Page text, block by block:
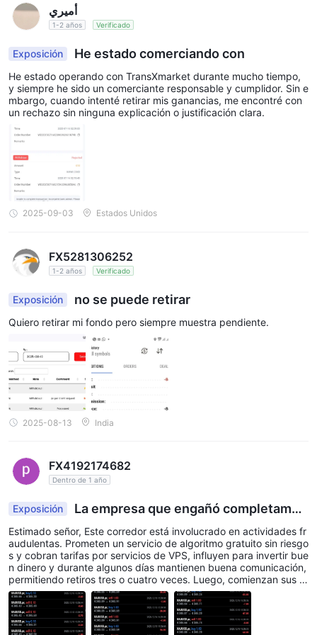
أميري
1-2 años Verificado
Exposición He estado comerciando con
He estado operando con TransXmarket durante mucho tiempo,
y siempre he sido un comerciante responsable y cumplidor. Sin e
mbargo, cuando intenté retirar mis ganancias, me encontré con
un rechazo sin ninguna explicación o justificación clara.
2025-09-03 Estados Unidos
FX5281306252
1-2 años Verificado
Exposición no se puede retirar
Quiero retirar mi fondo pero siempre muestra pendiente.
2025-08-13 India
FX4192174682
Dentro de 1 año
Exposición
La empresa que engañó completamen
te a TRANS X MARKETS me causó una gran pérdi
da el 15 de diciembre.
Estimado señor, Este corredor está involucrado en actividades fr
audulentas. Prometen un servicio de algoritmo gratuito sin riesgo
s y cobran tarifas por servicios de VPS, influyen para invertir bue
n dinero y durante algunos días mantienen buena comunicación,
permitiendo retiros tres o cuatro veces. Luego, comienzan sus a
ctividades fraudulentas, bloquean la cuenta y hablan como si fu
eran inocentes, pero en realidad cierran la cuenta de manera ast
uta.